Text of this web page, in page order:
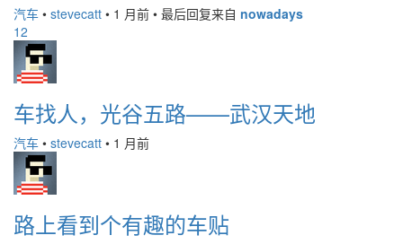
汽车 • stevecatt • 1 月前 • 最后回复来自 nowadays
12
车找人，光谷五路——武汉天地
汽车 • stevecatt • 1 月前
路上看到个有趣的车贴